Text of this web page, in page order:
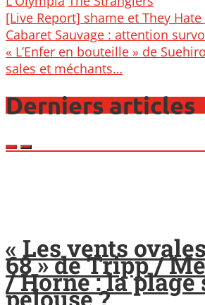
Post
navigation
[Live Report] shame et They Hate
Cabaret Sauvage : attention
« L’Enfer en bouteille » de
sales et méchants…
Derniers articles
« Les vents
68 » de Tripp /
/ Horne : la plage
pelouse ?